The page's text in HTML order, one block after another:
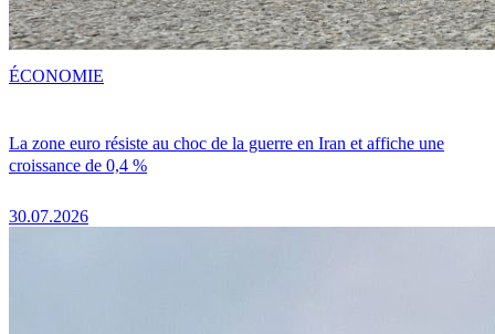
La zone euro résiste au choc de la guerre en Iran et affiche une
croissance de 0,4 %
30.07.2026
ÉCONOMIE